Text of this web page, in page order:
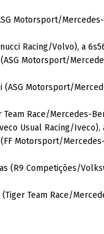
Motorsport/
Racing/Volvo), a
Motorsport/
(ASG Motorsport/
Race/Mercedes-
Usual Racing/Iveco),
(FF Motorsport/
(R9 Competições/
Team Race/